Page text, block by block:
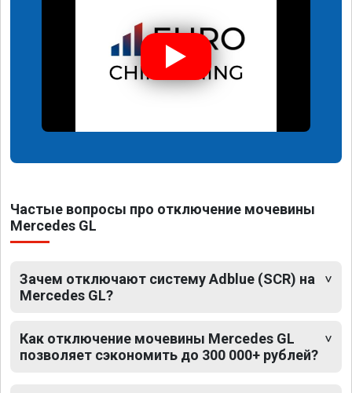
Частые вопросы про отключение мочевины
Mercedes GL
Зачем отключают систему Adblue (SCR) на
Mercedes GL?
Как отключение мочевины Mercedes GL
позволяет сэкономить до 300 000+ рублей?